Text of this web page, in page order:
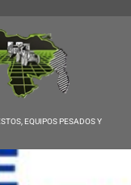
EQUIPOS PESADOS Y